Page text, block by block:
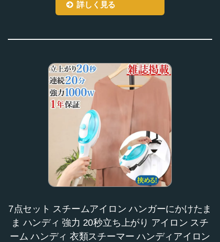
詳しく見る
7点セット スチームアイロン ハンガーにかけたま
ま ハンディ 強力 20秒立ち上がり アイロン スチ
ーム ハンディ 衣類スチーマー ハンディアイロン